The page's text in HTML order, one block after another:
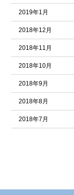
2019年1月
2018年12月
2018年11月
2018年10月
2018年9月
2018年8月
2018年7月